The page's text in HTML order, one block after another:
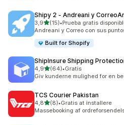
Shipy 2 ‑ Andreani y
3,9ud af 5 stjerner
(15)
15 anmeldelser i alt
•Prueba gratis
Andreani y Correo con sus
Built for Shopify
ShipInsure Shipping
4,9ud af 5 stjerner
(64)
64 anmeldelser i alt
•Gratis
Giv kunderne mulighed for en
TCS Courier Pakistan
4,8ud af 5 stjerner
(8)
8 anmeldelser i alt
•Gratis at installere
Massebooking af